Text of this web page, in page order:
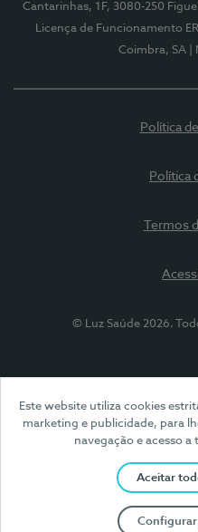
Este website utiliza cookies
marketing e publicidade, para
navegação e acesso
Aceitar
Cantarinhas, 1F, 3080-250
Licença de Funcionamento
Coimbra, SA
Política
Política
Termos
© Luz Saúde 2026.